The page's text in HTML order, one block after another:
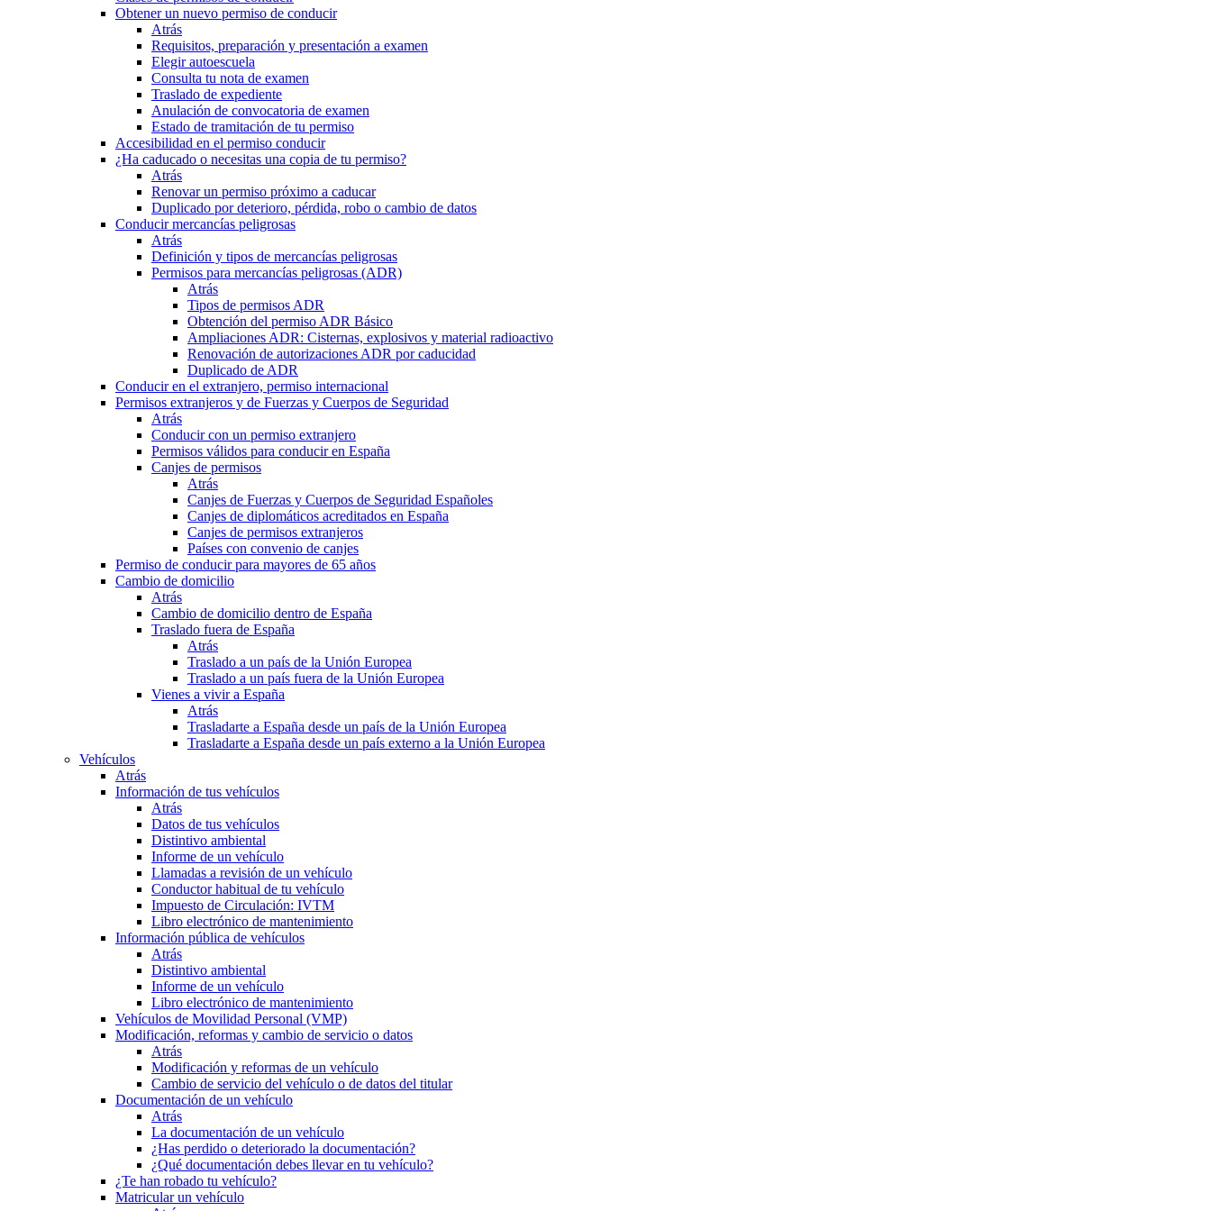
Obtener un nuevo permiso de conducir
Atrás
Requisitos, preparación y presentación a examen
Elegir autoescuela
Consulta tu nota de examen
Traslado de expediente
Anulación de convocatoria de examen
Estado de tramitación de tu permiso
Accesibilidad en el permiso conducir
¿Ha caducado o necesitas una copia de tu permiso?
Atrás
Renovar un permiso próximo a caducar
Duplicado por deterioro, pérdida, robo o cambio de datos
Conducir mercancías peligrosas
Atrás
Definición y tipos de mercancías peligrosas
Permisos para mercancías peligrosas (ADR)
Atrás
Tipos de permisos ADR
Obtención del permiso ADR Básico
Ampliaciones ADR: Cisternas, explosivos y material radioactivo
Renovación de autorizaciones ADR por caducidad
Duplicado de ADR
Conducir en el extranjero, permiso internacional
Permisos extranjeros y de Fuerzas y Cuerpos de Seguridad
Atrás
Conducir con un permiso extranjero
Permisos válidos para conducir en España
Canjes de permisos
Atrás
Canjes de Fuerzas y Cuerpos de Seguridad Españoles
Canjes de diplomáticos acreditados en España
Canjes de permisos extranjeros
Países con convenio de canjes
Permiso de conducir para mayores de 65 años
Cambio de domicilio
Atrás
Cambio de domicilio dentro de España
Traslado fuera de España
Atrás
Traslado a un país de la Unión Europea
Traslado a un país fuera de la Unión Europea
Vienes a vivir a España
Atrás
Trasladarte a España desde un país de la Unión Europea
Trasladarte a España desde un país externo a la Unión Europea
Vehículos
Atrás
Información de tus vehículos
Atrás
Datos de tus vehículos
Distintivo ambiental
Informe de un vehículo
Llamadas a revisión de un vehículo
Conductor habitual de tu vehículo
Impuesto de Circulación: IVTM
Libro electrónico de mantenimiento
Información pública de vehículos
Atrás
Distintivo ambiental
Informe de un vehículo
Libro electrónico de mantenimiento
Vehículos de Movilidad Personal (VMP)
Modificación, reformas y cambio de servicio o datos
Atrás
Modificación y reformas de un vehículo
Cambio de servicio del vehículo o de datos del titular
Documentación de un vehículo
Atrás
La documentación de un vehículo
¿Has perdido o deteriorado la documentación?
¿Qué documentación debes llevar en tu vehículo?
¿Te han robado tu vehículo?
Matricular un vehículo